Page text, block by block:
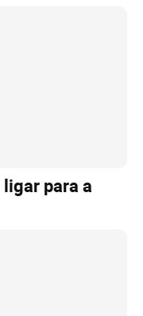
ligar para a